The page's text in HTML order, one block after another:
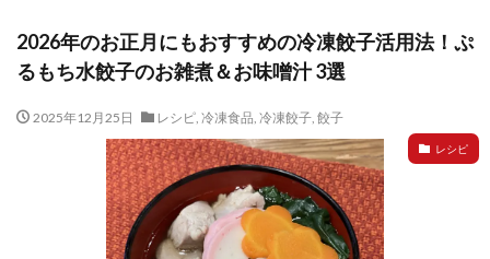
2026年のお正月にもおすすめの冷凍餃子活用法！ぷ
るもち水餃子のお雑煮＆お味噌汁 3選
2025年12月25日 レシピ, 冷凍食品, 冷凍餃子, 餃子
レシピ
焼売と飲みたい
焼酎 猛暑 栄養
春雨
白くなる
小籠包
大阪王将 背徳のバターすぎるぎょうざ
天津飯
宇都宮
宮崎辛麺 宮崎餃子
小籠包と飲みたい
居酒屋 弁当 担々麺
揚げ餃子
新商品
旨辛 生産者 硬くなる
外食事業
食の安全
鉄ラー油 鍋
鍋スープ